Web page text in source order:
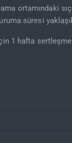
ortamındaki
süresi
1 hafta